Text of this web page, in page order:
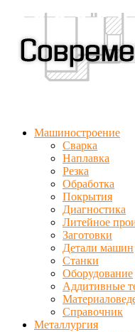
Машиностроение
Сварка
Наплавка
Резка
Обработка
Покрытия
Диагностика
Литейное
Заготовки
Детали машин
Станки
Оборудование
Аддитивные
Справочник
Металлургия